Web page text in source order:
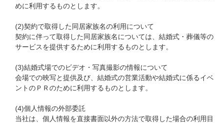
めに利用するものとします。
(2)契約で取得した同居家族名の利用について
契約に伴って取得した同居家族名については、結婚式・葬儀等の
サービスを提供するために利用するものとします。
(3)結婚式場でのビデオ・写真撮影の情報について
会場での映写と提供及び、結婚式の営業活動や結婚式に係るイベ
ントのＰＲのために利用するものとします。
(4)個人情報の外部委託
当社は、個人情報を直接書面以外の方法で取得した場合の利用目